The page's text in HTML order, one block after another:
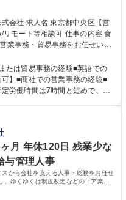
央区【営
相談可 仕事の内容 食
業事務・貿易事務をお任せいた
して、受発注から海外工場との
ていただきます。 ■受発注
ール調整 ■在庫管理 ■輸入書類
行う輸出入業全般 ■倉庫との
る全ての業務をサポート頂きま
たは貿易事務の経験■英語での
】■商社での営業事務の経験■
心としたお客様の多様なニー
売を一貫して手掛けています。
ンストップサービスが最大の強
語学力：英語 資格：
月 年休120日 残業少な
与管理人事
から会社を支える人事・総務をお任せ
ゆくゆくは制度改定などのコア業務